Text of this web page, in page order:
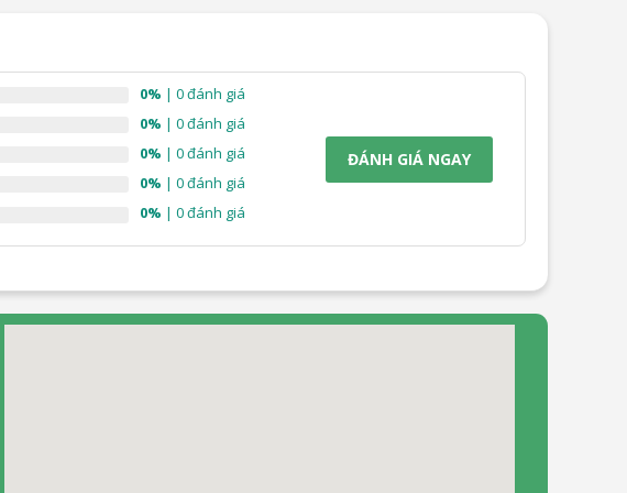
0% | 0 đánh giá
0% | 0 đánh giá
0% | 0 đánh giá
0% | 0 đánh giá
0% | 0 đánh giá
ĐÁNH GIÁ NGAY